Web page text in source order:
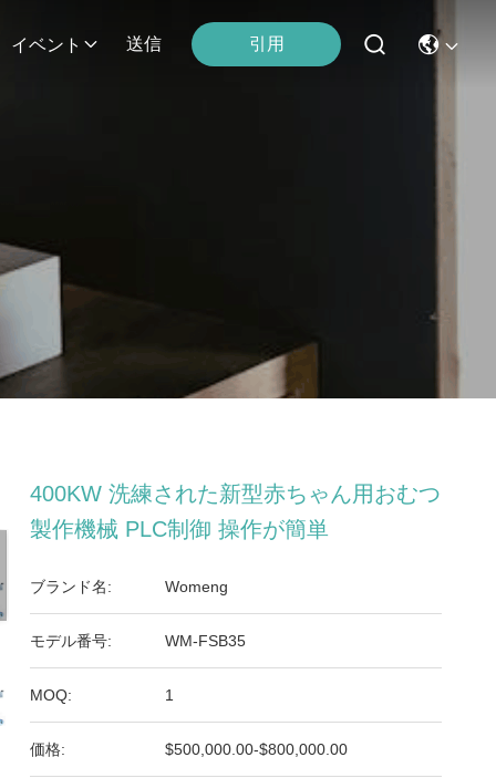
イベント 送信 引用
400KW 洗練された新型赤ちゃん用おむつ
製作機械 PLC制御 操作が簡単
ブランド名: Womeng
モデル番号: WM-FSB35
MOQ: 1
価格: $500,000.00-$800,000.00